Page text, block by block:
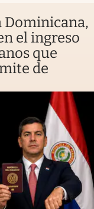
Dominicana,
el ingreso
que
de